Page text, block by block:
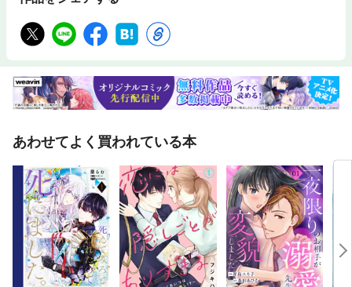
あわせてよく買われている本